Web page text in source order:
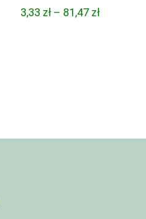
3,33 zł – 81,47 złZakres